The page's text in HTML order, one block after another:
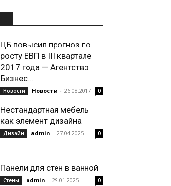
ЦБ повысил прогноз по
росту ВВП в III квартале
2017 года — Агентство
Бизнес...
Новости Новости - 26.08.2017 0
Нестандартная мебель
как элемент дизайна
Дизайн admin - 27.04.2025 0
Панели для стен в ванной
Стены admin - 29.01.2025 0